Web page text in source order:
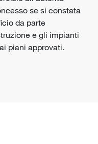
se si constata
da parte
e gli impianti
piani approvati.